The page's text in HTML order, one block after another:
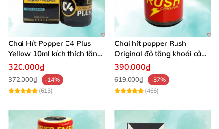
Chai Hít Popper C4 Plus
Yellow 10ml kích thích tăng
ham muốn nhanh
320.000₫
372.000₫
-14%
(613)
Chai hít popper Rush
Original đỏ tăng khoái cảm
quan hệ mạnh
390.000₫
619.000₫
-37%
(466)